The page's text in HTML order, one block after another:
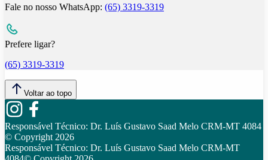
Fale no nosso WhatsApp: (65) 3319-3319
Prefere ligar?
(65) 3319-3319
Voltar ao topo
Responsável Técnico: Dr. Luís Gustavo Saad Melo CRM-MT 4084
© Copyright 2026
Responsável Técnico: Dr. Luís Gustavo Saad Melo CRM-MT